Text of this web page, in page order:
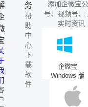
务
帮
助
中
心
下
载
软
件
添加企微宝
号、视频号、
实时资讯
企微宝
Windows 版